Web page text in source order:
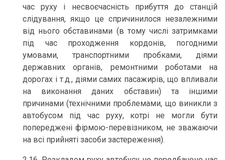
час руху і несвоєчасність прибуття до станцій
слідування, якщо це спричинилося незалежними
від нього обставинами (в тому числі затримками
під час проходження кордонів, погодними
умовами, транспортними пробками, діями
державних органів, ремонтними роботами на
дорогах і т.д., діями самих пасажирів, що впливали
на виконання даних обставин) та іншими
причинами (технічними проблемами, що виникли з
автобусом під час руху, котрі не могли бути
попереджені фірмою-перевізником, не зважаючи
на всі прийняті засоби застереження).